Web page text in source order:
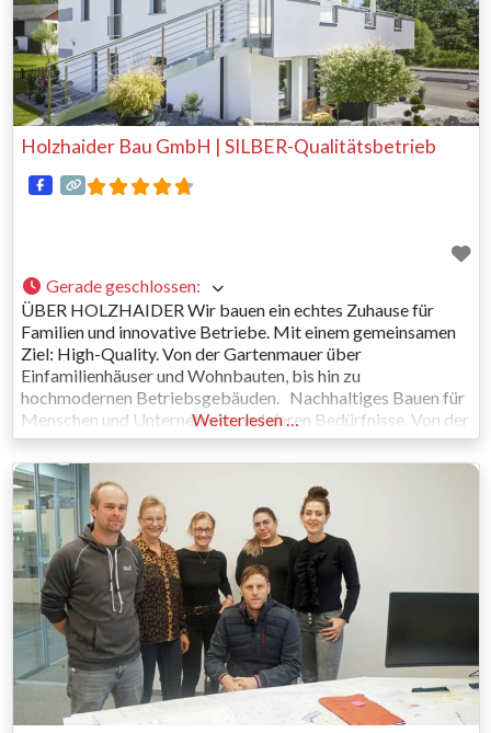
Holzhaider Bau GmbH | SILBER-Qualitätsbetrieb
Gerade geschlossen:
ÜBER HOLZHAIDER Wir bauen ein echtes Zuhause für
Familien und innovative Betriebe. Mit einem gemeinsamen
Ziel: High-Quality. Von der Gartenmauer über
Einfamilienhäuser und Wohnbauten, bis hin zu
hochmodernen Betriebsgebäuden. Nachhaltiges Bauen für
Menschen und Unternehmen und deren Bedürfnisse. Von der
Budgetierung bis zur Individualplanung und Umsetzung –
Handschlagqualität und Ehrlichkeit stehen bei unseren
Unternehmen im Vordergrund. Die Familie
Weiterlesen …